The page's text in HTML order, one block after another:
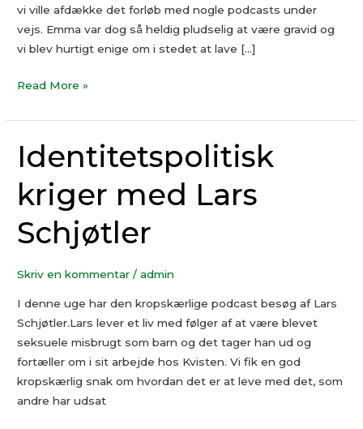
vi ville afdække det forløb med nogle podcasts under
vejs. Emma var dog så heldig pludselig at være gravid og
vi blev hurtigt enige om i stedet at lave […]
Read More »
Identitetspolitisk
kriger med Lars
Schjøtler
Skriv en kommentar /admin
I denne uge har den kropskærlige podcast besøg af Lars
Schjøtler.Lars lever et liv med følger af at være blevet
seksuele misbrugt som barn og det tager han ud og
fortæller om i sit arbejde hos Kvisten. Vi fik en god
kropskærlig snak om hvordan det er at leve med det, som
andre har udsat
Identitetspolitisk
kriger
med
Lars
Schjøtler